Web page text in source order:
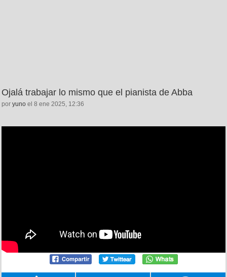
Ojalá trabajar lo mismo que el pianista de Abba
por yuno el 8 ene 2025, 12:36